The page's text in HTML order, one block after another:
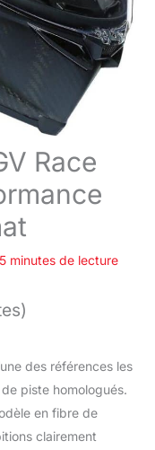
Race
5 minutes de lecture
des références les
piste homologués.
en fibre de
clairement